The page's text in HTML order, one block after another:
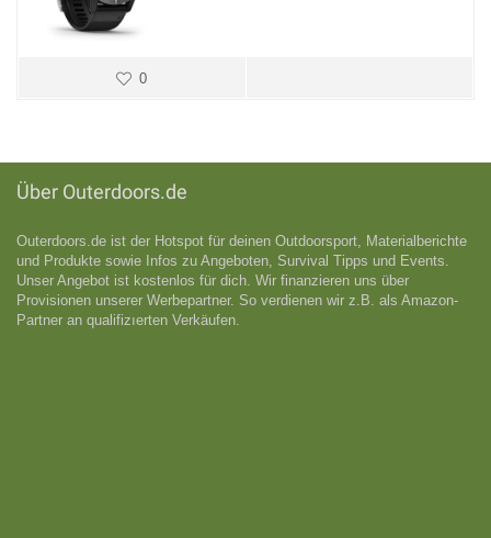
0
Über Outerdoors.de
Outerdoors.de ist der Hotspot für deinen Outdoorsport, Materialberichte
und Produkte sowie Infos zu Angeboten, Survival Tipps und Events.
Unser Angebot ist kostenlos für dich. Wir finanzieren uns über
Provisionen unserer Werbepartner. So verdienen wir z.B. als Amazon-
Partner an qualifizıerten Verkäufen.